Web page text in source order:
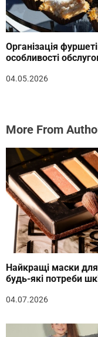
Організація
особливості
04.05.2026
More From
Найкращі маски для
будь-які потреби
04.07.2026